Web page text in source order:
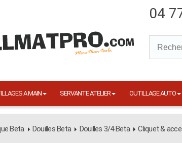
04
A MAIN SERVANTE ATELIER OUTILLAGE AUTO
Beta Douilles Beta Douilles 3/4 Beta Cliquet &